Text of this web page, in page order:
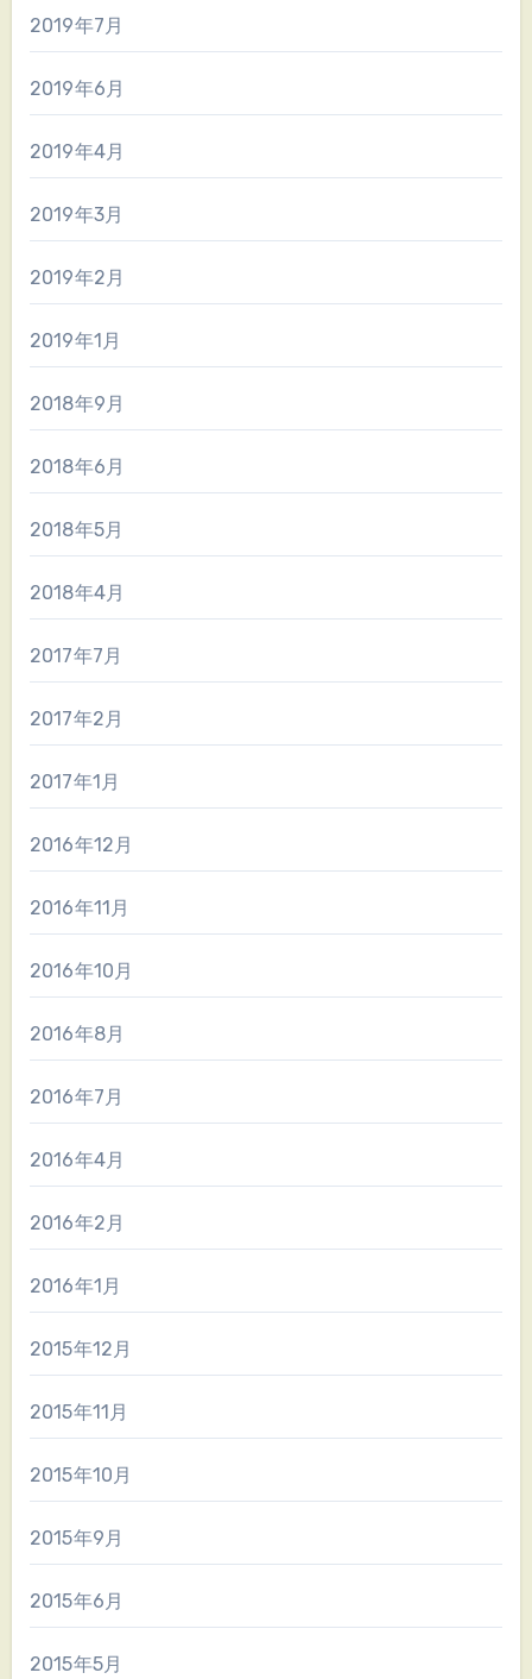
2019年7月
2019年6月
2019年4月
2019年3月
2019年2月
2019年1月
2018年9月
2018年6月
2018年5月
2018年4月
2017年7月
2017年2月
2017年1月
2016年12月
2016年11月
2016年10月
2016年8月
2016年7月
2016年4月
2016年2月
2016年1月
2015年12月
2015年11月
2015年10月
2015年9月
2015年6月
2015年5月